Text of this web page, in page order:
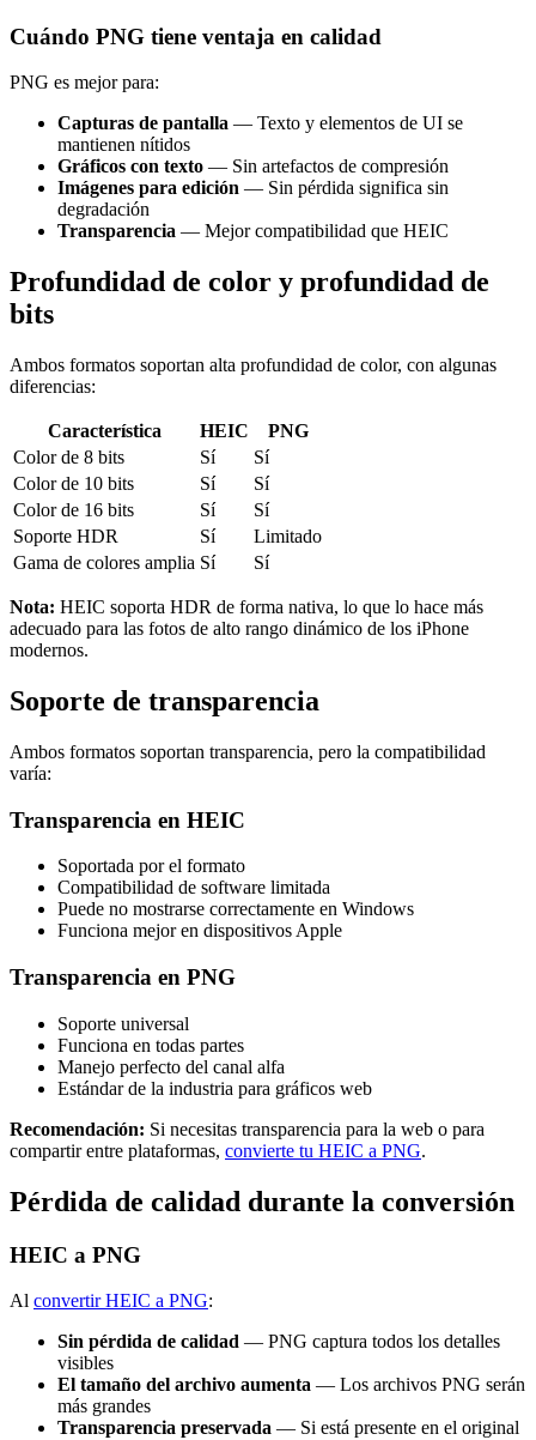
Cuándo PNG tiene ventaja en calidad
PNG es mejor para:
Capturas de pantalla — Texto y elementos de UI se
mantienen nítidos
Gráficos con texto — Sin artefactos de compresión
Imágenes para edición — Sin pérdida significa sin
degradación
Transparencia — Mejor compatibilidad que HEIC
Profundidad de color y profundidad de
bits
Ambos formatos soportan alta profundidad de color, con algunas
diferencias:
Característica HEIC
PNG
Color de 8 bits
Sí
Sí
Color de 10 bits
Sí
Sí
Color de 16 bits
Sí
Sí
Soporte HDR
Sí
Limitado
Gama de colores amplia Sí Sí
Nota: HEIC soporta HDR de forma nativa, lo que lo hace más
adecuado para las fotos de alto rango dinámico de los iPhone
modernos.
Soporte de transparencia
Ambos formatos soportan transparencia, pero la compatibilidad
varía:
Transparencia en HEIC
Soportada por el formato
Compatibilidad de software limitada
Puede no mostrarse correctamente en Windows
Funciona mejor en dispositivos Apple
Transparencia en PNG
Soporte universal
Funciona en todas partes
Manejo perfecto del canal alfa
Estándar de la industria para gráficos web
Recomendación: Si necesitas transparencia para la web o para
compartir entre plataformas, convierte tu HEIC a PNG.
Pérdida de calidad durante la conversión
HEIC a PNG
Al convertir HEIC a PNG:
Sin pérdida de calidad — PNG captura todos los detalles
visibles
El tamaño del archivo aumenta — Los archivos PNG serán
más grandes
Transparencia preservada — Si está presente en el original